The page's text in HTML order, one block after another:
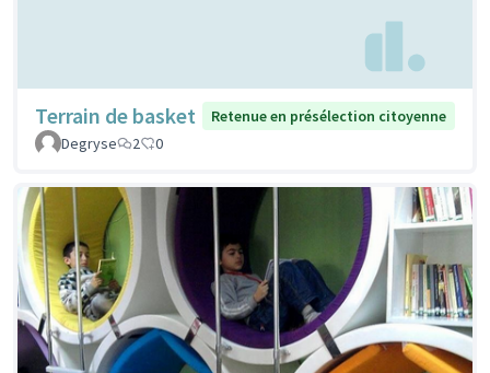
Terrain de basket
Retenue en présélection citoyenne
Degryse
2 0